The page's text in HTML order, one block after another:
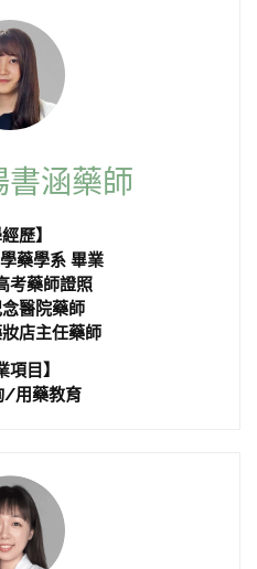
書涵藥師
經歷】
藥學系 畢業
考藥師證照
醫院藥師
店主任藥師
項目】
/用藥教育